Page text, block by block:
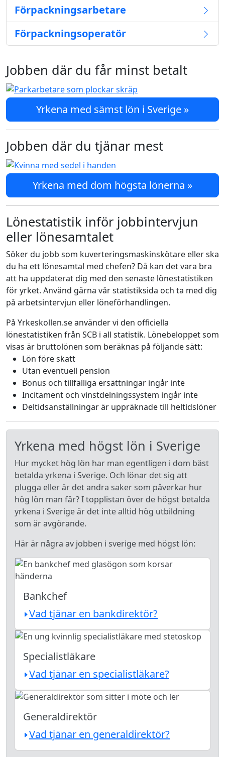
Förpackningsarbetare
Förpackningsoperatör
Jobben där du får minst betalt
Yrkena med sämst lön i Sverige »
Jobben där du tjänar mest
Yrkena med dom högsta lönerna »
Lönestatistik inför jobbintervjun
eller lönesamtalet
Söker du jobb som kuverteringsmaskinskötare eller ska
du ha ett lönesamtal med chefen? Då kan det vara bra
att ha uppdaterat dig med den senaste lönestatistiken
för yrket. Använd gärna vår statistiksida och ta med dig
på arbetsintervjun eller löneförhandlingen.
På Yrkeskollen.se använder vi den officiella
lönestatistiken från SCB i all statistik. Lönebeloppet som
visas är bruttolönen som beräknas på följande sätt:
Lön före skatt
Utan eventuell pension
Bonus och tillfälliga ersättningar ingår inte
Incitament och vinstdelningssystem ingår inte
Deltidsanställningar är uppräknade till heltidslöner
Yrkena med högst lön i Sverige
Hur mycket hög lön har man egentligen i dom bäst
betalda yrkena i Sverige. Och lönar det sig att
plugga eller är det andra saker som påverkar hur
hög lön man får? I topplistan över de högst betalda
yrkena i Sverige är det inte alltid hög utbildning
som är avgörande.
Här är några av jobben i sverige med högst lön:
Bankchef
Vad tjänar en bankdirektör?
Specialistläkare
Vad tjänar en specialistläkare?
Generaldirektör
Vad tjänar en generaldirektör?